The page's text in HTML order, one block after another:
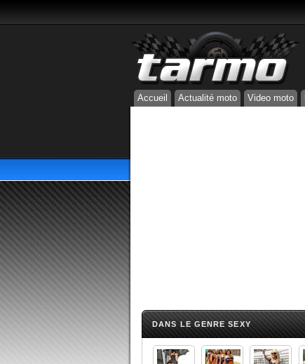
Accueil Actualité moto Video moto
DANS LE GENRE SEXY